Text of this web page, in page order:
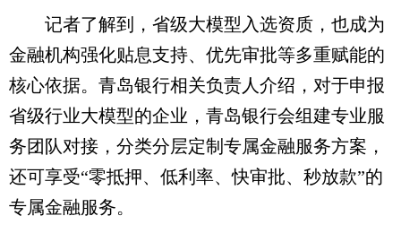
记者了解到，省级大模型入选资质，也成为
金融机构强化贴息支持、优先审批等多重赋能的
核心依据。青岛银行相关负责人介绍，对于申报
省级行业大模型的企业，青岛银行会组建专业服
务团队对接，分类分层定制专属金融服务方案，
还可享受“零抵押、低利率、快审批、秒放款”的
专属金融服务。